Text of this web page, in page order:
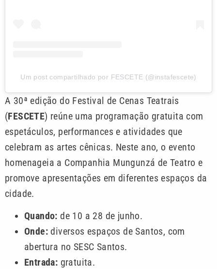
Um post compartilhado por FESCETE (@instafescete)
A 30ª edição do Festival de Cenas Teatrais
(FESCETE) reúne uma programação gratuita com
espetáculos, performances e atividades que
celebram as artes cênicas. Neste ano, o evento
homenageia a Companhia Mungunzá de Teatro e
promove apresentações em diferentes espaços da
cidade.
Quando: de 10 a 28 de junho.
Onde: diversos espaços de Santos, com
abertura no SESC Santos.
Entrada: gratuita.